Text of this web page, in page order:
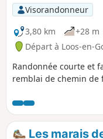
Visorandonneur
3,80 km
+28 m
Départ à Loos-en-
Randonnée courte et
remblai de chemin de
Les marais